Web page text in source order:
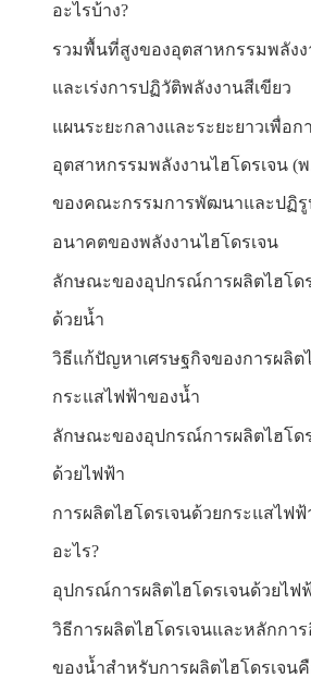
อะไรบ้าง?
รวมพื้นที่สูงของอุตสาหกรรมพลังง
และเร่งการปฏิวัติพลังงานสีเขียว
แผนระยะกลางและระยะยาวเพื่อ
อุตสาหกรรมพลังงานไฮโดรเจน (พ.
ของคณะกรรมการพัฒนาและปฏิรู
อนาคตของพลังงานไฮโดรเจน
ลักษณะของอุปกรณ์การผลิตไฮโด
ด้วยน้ำ
วิธีแก้ปัญหาเศรษฐกิจของการผลิต
กระแสไฟฟ้าของน้ำ
ลักษณะของอุปกรณ์การผลิตไฮโด
ด้วยไฟฟ้า
การผลิตไฮโดรเจนด้วยกระแสไฟ
อะไร?
อุปกรณ์การผลิตไฮโดรเจนด้วยไฟ
วิธีการผลิตไฮโดรเจนและหลักกา
ของน้ำสำหรับการผลิตไฮโดรเจน